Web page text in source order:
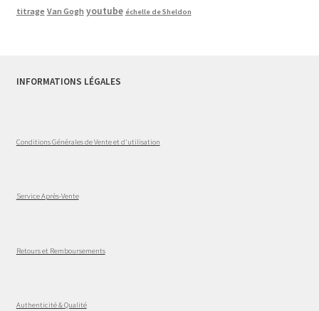
titrage Van Gogh youtube échelle de Sheldon
INFORMATIONS LÉGALES
Conditions Générales de Vente et d'utilisation
Service Après-Vente
Retours et Remboursements
Authenticité & Qualité